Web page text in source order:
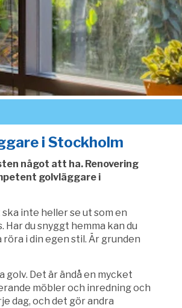
i Stockholm
något att ha. Renovering
golvläggare i
inte heller se ut som en
du snyggt hemma kan du
i din egen stil. Är grunden
Det är ändå en mycket
möbler och inredning och
dag, och det gör andra